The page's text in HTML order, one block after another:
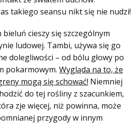
takiego seansu nikt się nie nudzi!
bieluń cieszy się szczególnym
ludowej. Tambi, używa się go
dolegliwości – od bólu głowy po
pokarmowym. Wygląda na to, że
mogą się schować! Niemniej
do tej rośliny z szacunkiem,
zje więcej, niż powinna, może
przygody w innym